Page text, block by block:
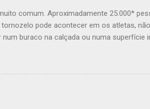
músculos fortes pode aliviar as dores na
comum. Aproximadamente 25.000*
pode acontecer em os atletas,
buraco na calçada ou numa superfície
estiramento dos ligamentos ao redor da
na entorse de tornozelo? As
é o talo-fibular anterior e depois o